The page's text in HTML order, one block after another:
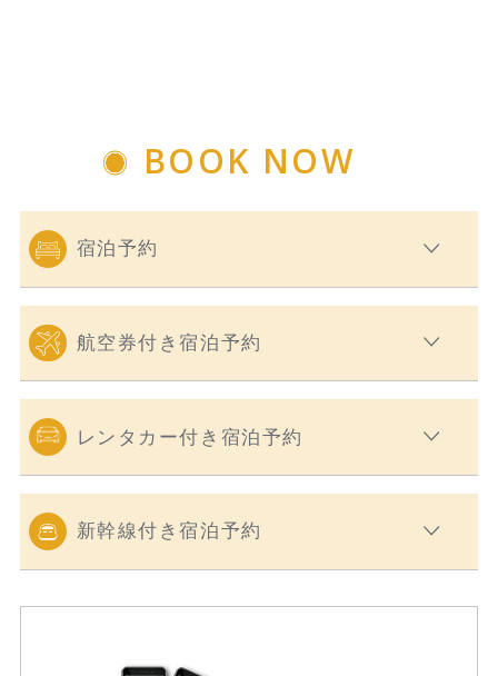
BOOK NOW
宿泊予約
航空券付き宿泊予約
レンタカー付き宿泊予約
新幹線付き宿泊予約